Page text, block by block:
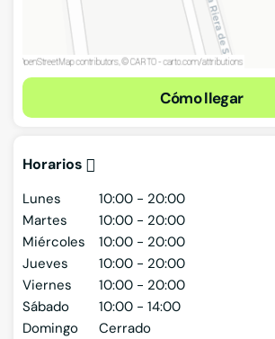
Cómo llegar
Horarios
Lunes
10:00 - 20:00
Martes
10:00 - 20:00
Miércoles
10:00 - 20:00
Jueves
10:00 - 20:00
Viernes
10:00 - 20:00
Sábado
10:00 - 14:00
Domingo
Cerrado